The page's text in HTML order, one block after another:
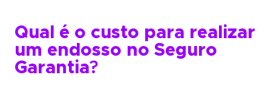
Qual é o custo para realizar
um endosso no Seguro
Garantia?